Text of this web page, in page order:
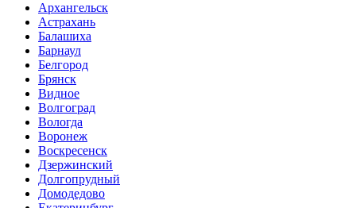
Архангельск
Астрахань
Балашиха
Барнаул
Белгород
Брянск
Видное
Волгоград
Вологда
Воронеж
Воскресенск
Дзержинский
Долгопрудный
Домодедово